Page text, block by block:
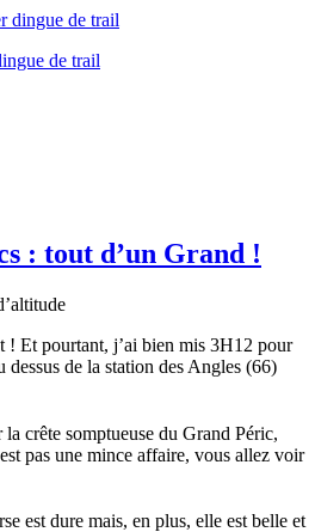
de trail
: tout d’un Grand !
! Et pourtant, j’ai bien mis 3H12 pour
dessus de la station des Angles (66)
crête somptueuse du Grand Péric,
pas une mince affaire, vous allez voir
est dure mais, en plus, elle est belle et